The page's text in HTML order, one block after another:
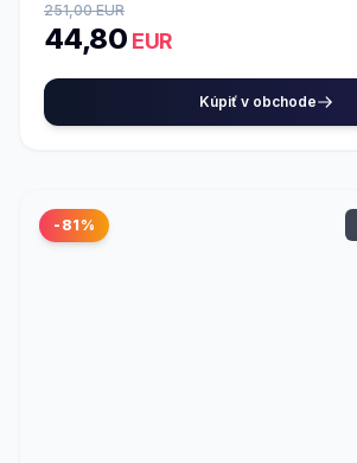
251,00 EUR
44,80 EUR
Kúpiť v obchode
-81%